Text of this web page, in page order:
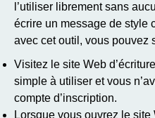
l’utiliser librement sans
écrire un message de style
avec cet outil, vous pouvez
Visitez le site Web
simple à utiliser et vous
compte d’inscription.
Lorsque vous ouvrez le